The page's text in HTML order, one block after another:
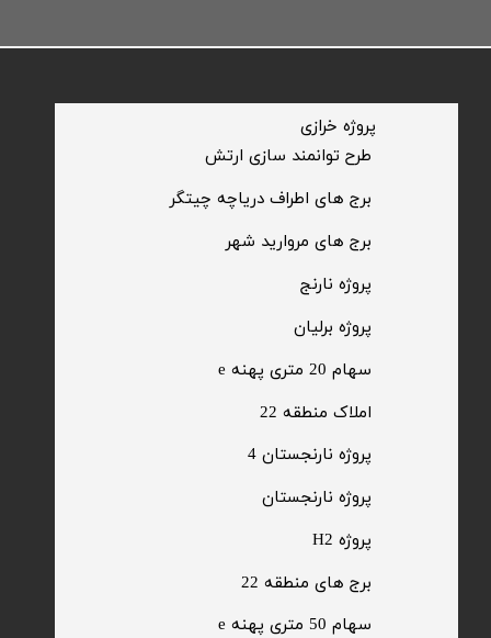
​طرح توانمند سازی ارتش
سهام 20 متری پهنه e​​​​​​​
​سهام 50 متری پهنه e
​املاک منطقه 22
برج های منطقه 22
​پروژه خرازی
پروژه برلیان
پروژه H2
​پروژه نارنج
​پروژه نارنجستان
​برج های اطراف دریاچه چیتگر
​برج های مروارید شهر
پروژه نارنجستان 4